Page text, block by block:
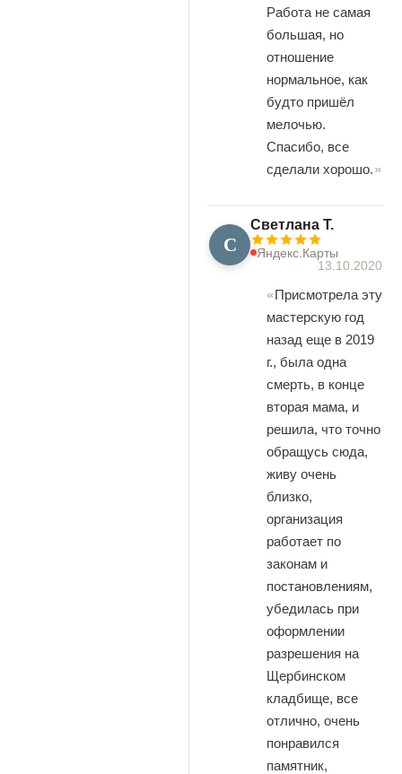
Работа не самая
большая, но
отношение
нормальное, как
будто пришёл
мелочью.
Спасибо, все
сделали хорошо.
С
Светлана Т.
Яндекс.Карты
13.10.2020
Присмотрела эту
мастерскую год
назад еще в 2019
г., была одна
смерть, в конце
вторая мама, и
решила, что точно
обращусь сюда,
живу очень
близко,
организация
работает по
законам и
постановлениям,
убедилась при
оформлении
разрешения на
Щербинском
кладбище, все
отлично, очень
понравился
памятник,